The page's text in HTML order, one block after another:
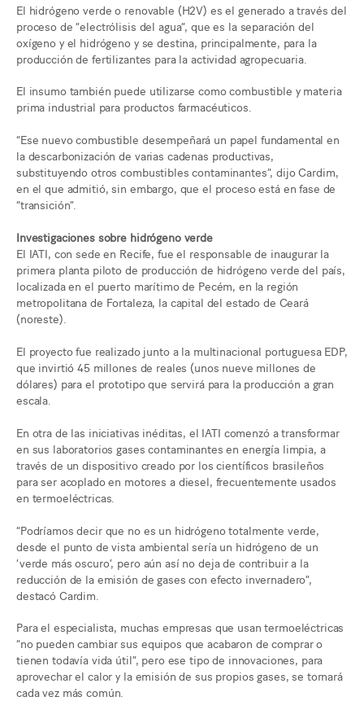
El hidrógeno verde o renovable (H2V) es el generado a través del
proceso de “electrólisis del agua”, que es la separación del
oxígeno y el hidrógeno y se destina, principalmente, para la
producción de fertilizantes para la actividad agropecuaria.
El insumo también puede utilizarse como combustible y materia
prima industrial para productos farmacéuticos.
“Ese nuevo combustible desempeñará un papel fundamental en
la descarbonización de varias cadenas productivas,
substituyendo otros combustibles contaminantes”, dijo Cardim,
en el que admitió, sin embargo, que el proceso está en fase de
“transición”.
Investigaciones sobre hidrógeno verde
El IATI, con sede en Recife, fue el responsable de inaugurar la
primera planta piloto de producción de hidrógeno verde del país,
localizada en el puerto marítimo de Pecém, en la región
metropolitana de Fortaleza, la capital del estado de Ceará
(noreste).
El proyecto fue realizado junto a la multinacional portuguesa EDP,
que invirtió 45 millones de reales (unos nueve millones de
dólares) para el prototipo que servirá para la producción a gran
escala.
En otra de las iniciativas inéditas, el IATI comenzó a transformar
en sus laboratorios gases contaminantes en energía limpia, a
través de un dispositivo creado por los científicos brasileños
para ser acoplado en motores a diesel, frecuentemente usados
en termoeléctricas.
“Podríamos decir que no es un hidrógeno totalmente verde,
desde el punto de vista ambiental sería un hidrógeno de un
‘verde más oscuro’, pero aún así no deja de contribuir a la
reducción de la emisión de gases con efecto invernadero”,
destacó Cardim.
Para el especialista, muchas empresas que usan termoeléctricas
“no pueden cambiar sus equipos que acabaron de comprar o
tienen todavía vida útil”, pero ese tipo de innovaciones, para
aprovechar el calor y la emisión de sus propios gases, se tornará
cada vez más común.